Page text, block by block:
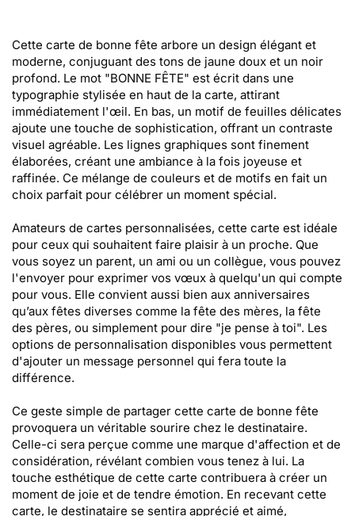
Cette carte de bonne fête arbore un design élégant et
moderne, conjuguant des tons de jaune doux et un noir
profond. Le mot "BONNE FÊTE" est écrit dans une
typographie stylisée en haut de la carte, attirant
immédiatement l'œil. En bas, un motif de feuilles délicates
ajoute une touche de sophistication, offrant un contraste
visuel agréable. Les lignes graphiques sont finement
élaborées, créant une ambiance à la fois joyeuse et
raffinée. Ce mélange de couleurs et de motifs en fait un
choix parfait pour célébrer un moment spécial.
Amateurs de cartes personnalisées, cette carte est idéale
pour ceux qui souhaitent faire plaisir à un proche. Que
vous soyez un parent, un ami ou un collègue, vous pouvez
l'envoyer pour exprimer vos vœux à quelqu'un qui compte
pour vous. Elle convient aussi bien aux anniversaires
qu’aux fêtes diverses comme la fête des mères, la fête
des pères, ou simplement pour dire "je pense à toi". Les
options de personnalisation disponibles vous permettent
d'ajouter un message personnel qui fera toute la
différence.
Ce geste simple de partager cette carte de bonne fête
provoquera un véritable sourire chez le destinataire.
Celle-ci sera perçue comme une marque d'affection et de
considération, révélant combien vous tenez à lui. La
touche esthétique de cette carte contribuera à créer un
moment de joie et de tendre émotion. En recevant cette
carte, le destinataire se sentira apprécié et aimé,